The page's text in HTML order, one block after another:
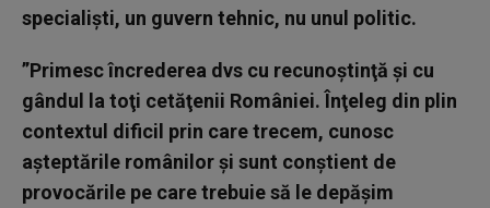
specialişti, un guvern tehnic, nu unul politic.
”Primesc încrederea dvs cu recunoştinţă şi cu
gândul la toţi cetăţenii României. Înţeleg din plin
contextul dificil prin care trecem, cunosc
aşteptările românilor şi sunt conştient de
provocările pe care trebuie să le depăşim